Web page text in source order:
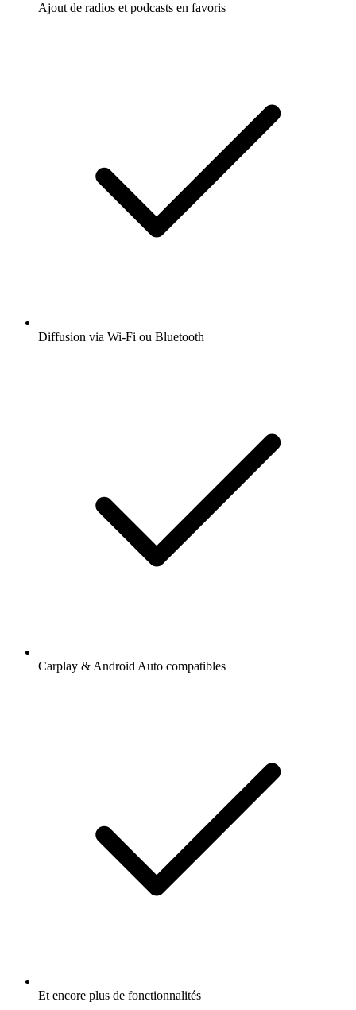
Ajout de radios et podcasts en favoris
Diffusion via Wi-Fi ou Bluetooth
Carplay & Android Auto compatibles
Et encore plus de fonctionnalités